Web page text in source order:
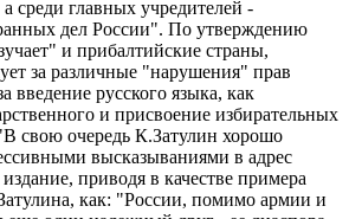
среди главных учредителей -
дел России". По утверждению
и прибалтийские страны,
за различные "нарушения" прав
введение русского языка, как
и присвоение избирательных
свою очередь К.Затулин хорошо
высказываниями в адрес
приводя в качестве примера
как: "России, помимо армии и